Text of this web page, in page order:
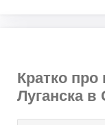
Кратко про
Луганска в